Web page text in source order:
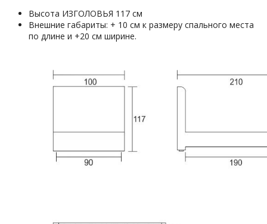
Высота ИЗГОЛОВЬЯ 117 см
Внешние габариты: + 10 см к размеру спального места
по длине и +20 см ширине.